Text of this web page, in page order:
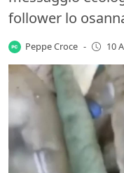
follower lo
Peppe Croce - 10